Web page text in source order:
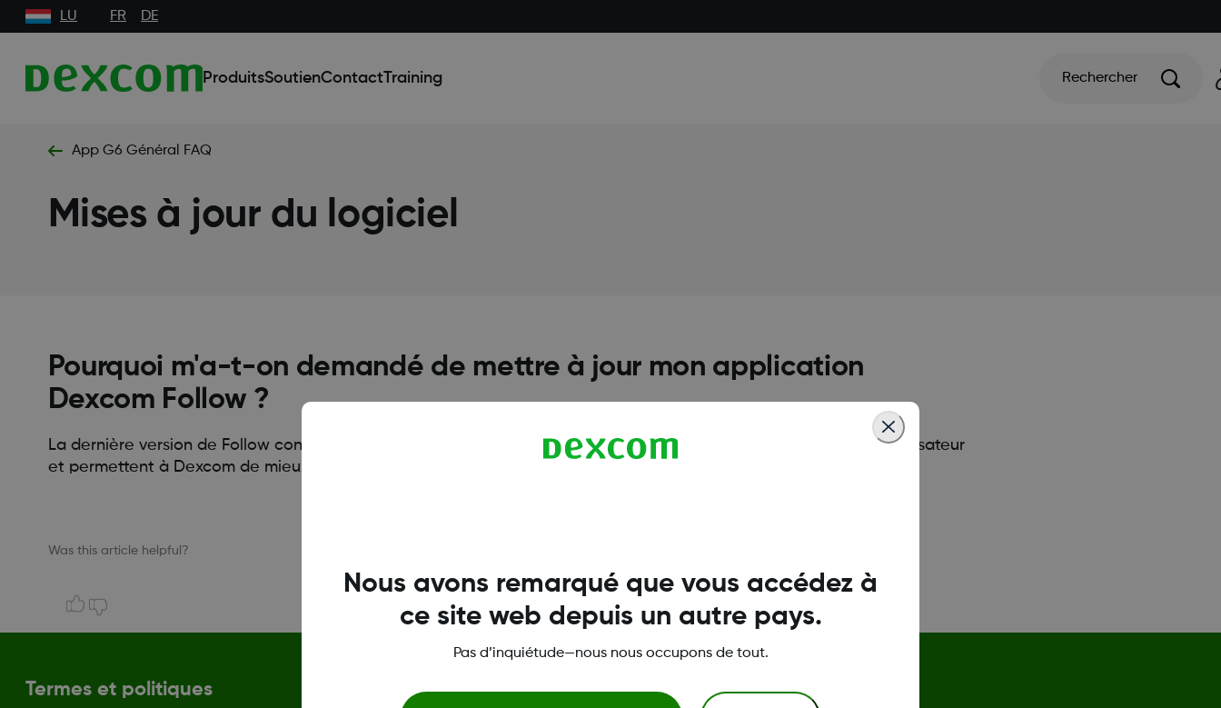
LU FR DE
ProduitsSoutienContactTraining Rechercher
App G6 Général FAQ
Mises à jour du logiciel
Pourquoi m'a-t-on demandé de mettre à jour mon application
Dexcom Follow ?
La dernière version de Follow contient des mises à jour importantes de l'application qui améliorent l'expérience utilisateur
et permettent à Dexcom de mieux servir ses clients.
Was this article helpful?
Termes et politiques Plus d'informations
Nous avons remarqué que vous accédez à
ce site web depuis un autre pays.
Pas d’inquiétude—nous nous occupons de tout.